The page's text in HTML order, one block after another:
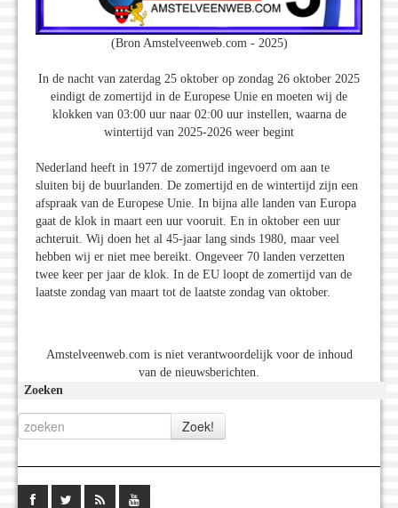
(Bron Amstelveenweb.com - 2025)
In de nacht van zaterdag 25 oktober op zondag 26 oktober 2025
eindigt de zomertijd in de Europese Unie en moeten wij de
klokken van 03:00 uur naar 02:00 uur instellen, waarna de
wintertijd van 2025-2026 weer begint
Nederland heeft in 1977 de zomertijd ingevoerd om aan te
sluiten bij de buurlanden. De zomertijd en de wintertijd zijn een
afspraak van de Europese Unie. In bijna alle landen van Europa
gaat de klok in maart een uur vooruit. En in oktober een uur
achteruit. Wij doen het al 45-jaar lang sinds 1980, maar veel
hebben wij er niet mee bereikt. Ongeveer 70 landen verzetten
twee keer per jaar de klok. In de EU loopt de zomertijd van de
laatste zondag van maart tot de laatste zondag van oktober.
Amstelveenweb.com is niet verantwoordelijk voor de inhoud
van de nieuwsberichten.
Zoeken